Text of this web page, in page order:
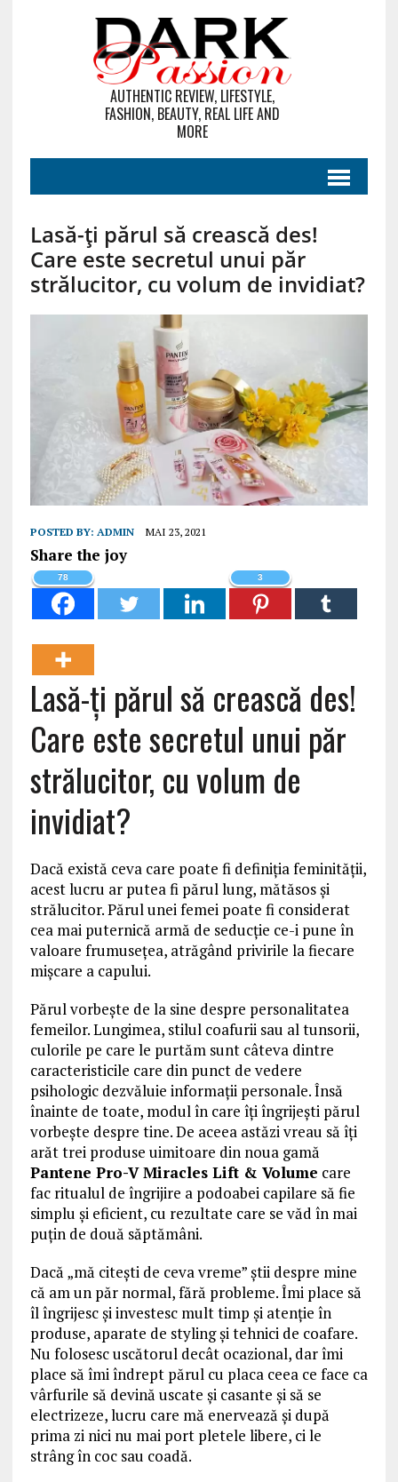
AUTHENTIC REVIEW, LIFESTYLE,
FASHION, BEAUTY, REAL LIFE AND
MORE
Lasă-ți părul să crească des!
Care este secretul unui păr
strălucitor, cu volum de invidiat?
POSTED BY: ADMIN MAI 23, 2021
Share the joy
78 3
Lasă-ți părul să crească des!
Care este secretul unui păr
strălucitor, cu volum de
invidiat?
Dacă există ceva care poate fi definiția feminității,
acest lucru ar putea fi părul lung, mătăsos și
strălucitor. Părul unei femei poate fi considerat
cea mai puternică armă de seducție ce-i pune în
valoare frumusețea, atrăgând privirile la fiecare
mișcare a capului.
Părul vorbește de la sine despre personalitatea
femeilor. Lungimea, stilul coafurii sau al tunsorii,
culorile pe care le purtăm sunt câteva dintre
caracteristicile care din punct de vedere
psihologic dezvăluie informații personale. Însă
înainte de toate, modul în care îți îngrijești părul
vorbește despre tine. De aceea astăzi vreau să îți
arăt trei produse uimitoare din noua gamă
Pantene Pro-V Miracles Lift & Volume care
fac ritualul de îngrijire a podoabei capilare să fie
simplu și eficient, cu rezultate care se văd în mai
puțin de două săptămâni.
Dacă „mă citești de ceva vreme” știi despre mine
că am un păr normal, fără probleme. Îmi place să
îl îngrijesc și investesc mult timp și atenție în
produse, aparate de styling și tehnici de coafare.
Nu folosesc uscătorul decât ocazional, dar îmi
place să îmi îndrept părul cu placa ceea ce face ca
vârfurile să devină uscate și casante și să se
electrizeze, lucru care mă enervează şi după
prima zi nici nu mai port pletele libere, ci le
strâng în coc sau coadă.